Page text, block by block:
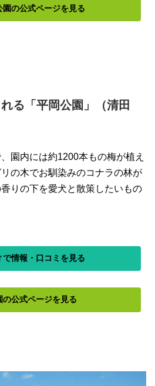
園の公式ページを見る
る「平岡公園」（清田
園内には約1200本もの梅が植え
の木でお馴染みのコナラの林が
りの下を愛犬と散策したいもの
で情報・口コミを見る
の公式ページを見る